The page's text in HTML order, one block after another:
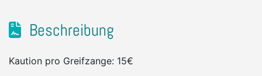
Beschreibung
Kaution pro Greifzange: 15€